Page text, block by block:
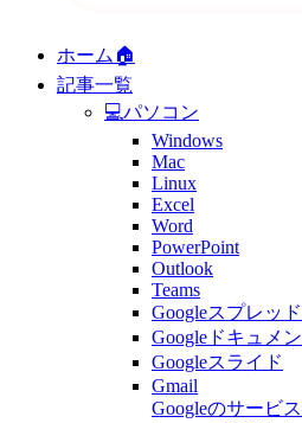
ホーム🏠
記事一覧
💻パソコン
Windows
Mac
Linux
Excel
Word
PowerPoint
Outlook
Teams
Googleスプレッ
Googleドキュメン
Googleスライド
Gmail
Googleのサービ